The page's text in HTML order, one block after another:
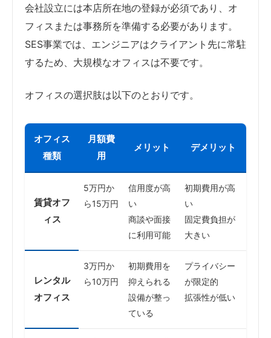
会社設立には本店所在地の登録が必須であり、オ
フィスまたは事務所を準備する必要があります。
SES事業では、エンジニアはクライアント先に常駐
するため、大規模なオフィスは不要です。
オフィスの選択肢は以下のとおりです。
オフィス
種類
月額費
用
メリット デメリット
賃貸オフ
ィス
5万円か
ら15万円
信用度が高
い
商談や面接
に利用可能
初期費用が高
い
固定費負担が
大きい
レンタル
オフィス
3万円か
ら10万円
初期費用を
抑えられる
設備が整っ
ている
プライバシー
が限定的
拡張性が低い